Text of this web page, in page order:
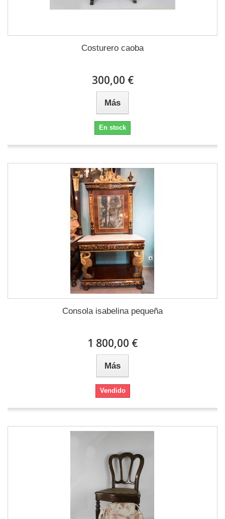
Costurero caoba
300,00 €
Más
En stock
Consola isabelina pequeña
1 800,00 €
Más
Vendido